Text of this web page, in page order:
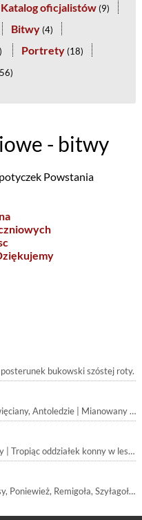
Katalog oficjalistów (9)
Bitwy (4)
Portrety (18)
)
- bitwy
Powstania
bukowski szóstej roty.
po poległym Horodeńskirn (Kieżgajlle), pod koniec kwietnia zebrał w lasach łabonarskich pozostały
Puszałatami z ks. Mackiewiczem. Ponieważ z rana ks. M. miał wiadomość, że nieprzyja
Remigołą urządził ks. Mackiewicz zasadzkę na idącego z nieznaczną komendą 60 strzelców i 10 kozaków pułko